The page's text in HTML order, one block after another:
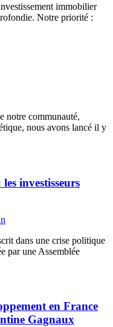
immobilier
Notre priorité :
notre communauté,
nous avons lancé il y
investisseurs
dans une crise politique
par une Assemblée
en France
Gagnaux